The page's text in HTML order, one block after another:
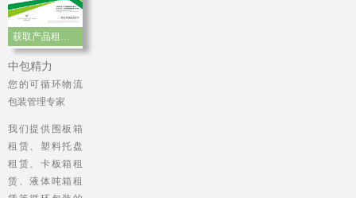
获取产品租赁手册
中包精力
您的可循环物流
包装管理专家
我们提供围板箱
租赁、塑料托盘
租赁、卡板箱租
赁、液体吨箱租